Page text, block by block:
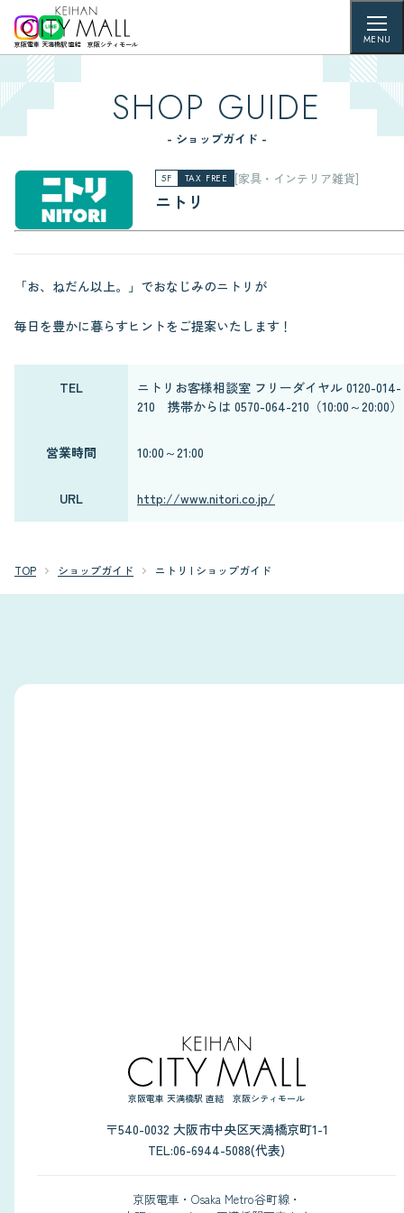
京阪電車 天満橋駅 直結 京阪シティモール MENU
SHOP GUIDE
- ショップガイド -
5F TAX FREE [家具・インテリア雑貨]
ニトリ
「お、ねだん以上。」でおなじみのニトリが
毎日を豊かに暮らすヒントをご提案いたします！
TEL
ニトリお客様相談室 フリーダイヤル 0120-014-
210 携帯からは 0570-064-210（10:00～20:00）
営業時間 10:00～21:00
URL http://www.nitori.co.jp/
TOP ショップガイド ニトリ | ショップガイド
京阪電車 天満橋駅 直結 京阪シティモール
〒540-0032 大阪市中央区天満橋京町1-1
TEL:06-6944-5088(代表)
京阪電車・Osaka Metro谷町線・